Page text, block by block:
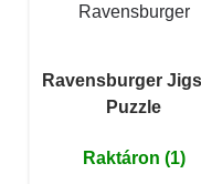
Ravensburger
Ravensburger
Puzzle
Raktáron (1)